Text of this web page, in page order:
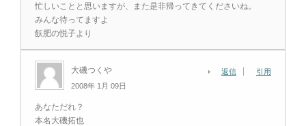
忙しいことと思いますが、また是非帰ってきてくださいね。
みんな待ってますよ
飫肥の悦子より
大磯つくや
2008年 1月 09日
返信 引用
あなただれ？
本名大磯拓也